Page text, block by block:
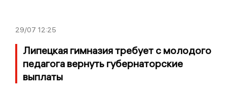
29/07 12:25
Липецкая гимназия требует с молодого
педагога вернуть губернаторские
выплаты